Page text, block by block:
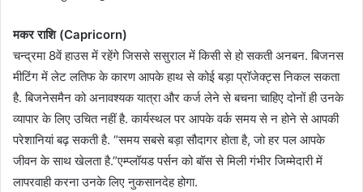
मकर राशि (Capricorn)
चन्द्रमा 8वें हाउस में रहेंगे जिससे ससुराल में किसी से हो सकती अनबन. बिजनस
मीटिंग में लेट लतिफ के कारण आपके हाथ से कोई बड़ा प्रॉजेक्ट्स निकल सकता
है. बिजनेसमैन को अनावश्यक यात्रा और कर्ज लेने से बचना चाहिए दोनों ही उनके
व्यापार के लिए उचित नहीं है. कार्यस्थल पर आपके वर्क समय से न होने से आपकी
परेशानियां बढ़ सकती है. “समय सबसे बड़ा सौदागर होता है, जो हर पल आपके
जीवन के साथ खेलता है.”एम्प्लॉयड पर्सन को बॉस से मिली गंभीर जिम्मेदारी में
लापरवाही करना उनके लिए नुकसानदेह होगा.